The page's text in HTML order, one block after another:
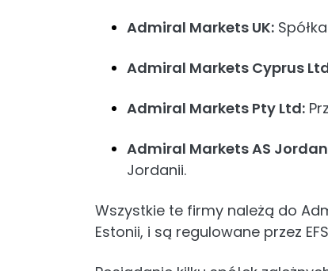
Admiral Markets UK:
Admiral Markets Cyprus
Admiral Markets Pty Ltd:
Admiral Markets AS
Jordanii.
Wszystkie te firmy należą do
Estonii, i są regulowane przez